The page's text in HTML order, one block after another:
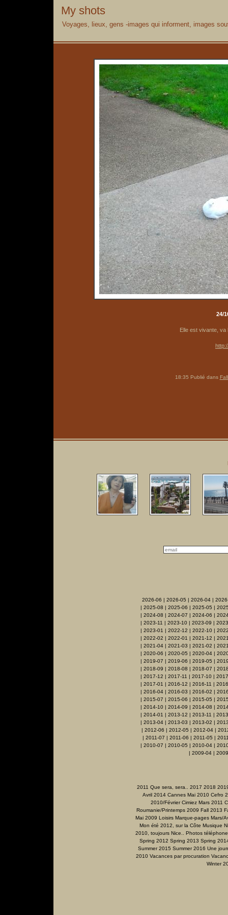
My shots
Voyages, lieux, gens -images qui informent, images
24/
Elle est vivante, va
18:35 Publié dans
2026-06 | 2026-05 | 2026-04 |
| 2025-08 | 2025-06 | 2025-05 |
| 2024-08 | 2024-07 | 2024-06 |
| 2023-11 | 2023-10 | 2023-09 |
| 2023-01 | 2022-12 | 2022-10|
| 2022-02 | 2022-01 | 2021-12 |
| 2021-04| 2021-03 | 2021-02 |
| 2020-06 | 2020-05 | 2020-04 |
| 2019-07 | 2019-06 | 2019-05 |
| 2018-09 | 2018-08 | 2018-07 |
| 2017-12 | 2017-11 | 2017-10 |
| 2017-01 | 2016-12 | 2016-11 |
| 2016-04 | 2016-03 | 2016-02 |
| 2015-07 | 2015-06 | 2015-05 |
| 2014-10| 2014-09 | 2014-08 |
| 2014-01 | 2013-12 | 2013-11 |
| 2013-04 | 2013-03 | 2013-02 |
| 2012-06 | 2012-05 | 2012-04 |
| 2011-07 | 2011-06 | 2011-05 |
| 2010-07 | 2010-05 | 2010-04 |
| 2009-04 |
2011 Que sera, sera.. 2017 2018
Avril 2014 Cannes Mai 2010 Cefro
2010/Février Cimiez Mars 2011
Roumanie/Printemps 2009 Fall 2013
Mai 2009 Loisirs Marque-pages Mars/
Mon été 2012, sur la Côte Musique
2010, toujours Nice.. Photos téléphone
Spring 2012 Spring 2013 Spring
Summer 2015 Summer 2016 Une
2010 Vacances par procuration
Winter